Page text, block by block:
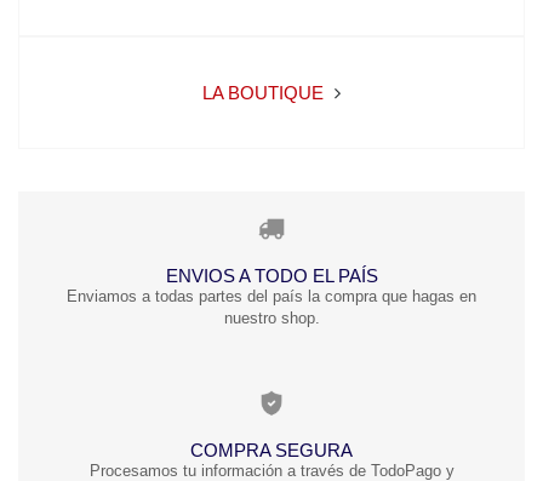
LA BOUTIQUE
ENVIOS A TODO EL PAÍS
Enviamos a todas partes del país la compra que hagas en
nuestro shop.
COMPRA SEGURA
Procesamos tu información a través de TodoPago y